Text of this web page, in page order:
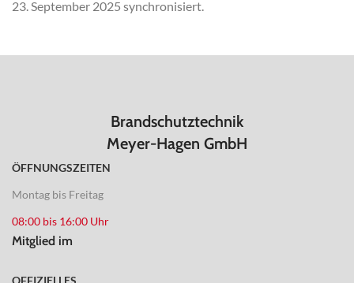
23. September 2025 synchronisiert.
Brandschutztechnik
Meyer-Hagen GmbH
ÖFFNUNGSZEITEN
Montag bis Freitag
08:00 bis 16:00 Uhr
Mitglied im